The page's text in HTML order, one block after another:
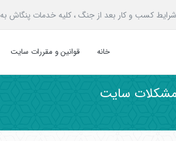
و کار بعد از جنگ ، کلیه خدمات پنگاش به همه عزیزان تا پایان
خانه قوانین و مقررات سایت
سایت